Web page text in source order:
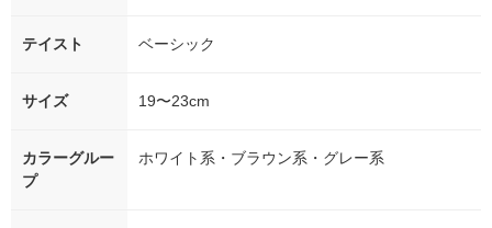
テイスト ベーシック
サイズ 19〜23cm
カラーグルー
プ
ホワイト系・ブラウン系・グレー系